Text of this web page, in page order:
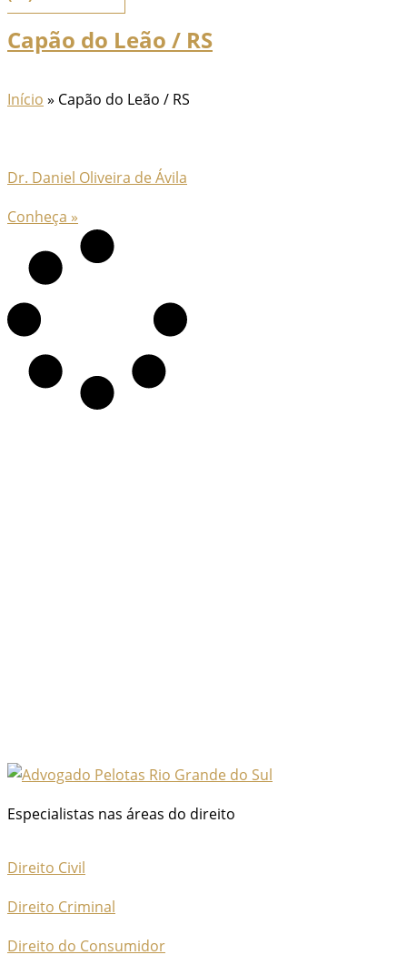
Capão do Leão / RS
Início » Capão do Leão / RS
Dr. Daniel Oliveira de Ávila
Conheça »
Especialistas nas áreas do direito
Direito Civil
Direito Criminal
Direito do Consumidor